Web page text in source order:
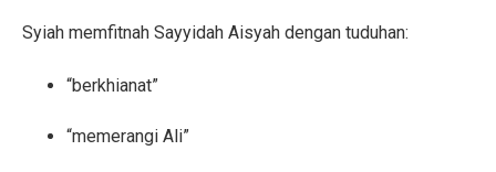
Syiah memfitnah Sayyidah Aisyah dengan tuduhan:
“berkhianat”
“memerangi Ali”